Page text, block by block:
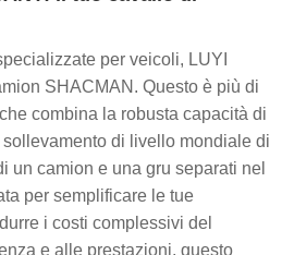
per veicoli, LUYI
SHACMAN. Questo è più di
combina la robusta capacità di
di livello mondiale di
un camion e una gru separati nel
per semplificare le tue
i costi complessivi del
e alle prestazioni, questo